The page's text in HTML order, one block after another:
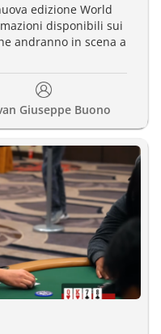
edizione World
disponibili sui
andranno in scena a
Giuseppe Buono